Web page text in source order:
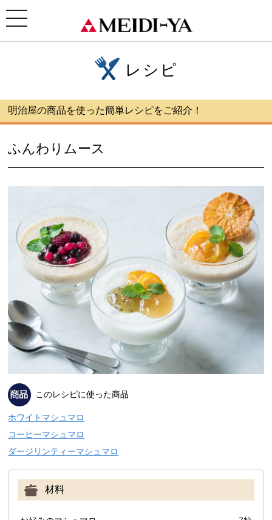
toggle
navigation
レシピ
明治屋の商品を使った簡単レシピをご紹介！
ふんわりムース
このレシピに使った商品
ホワイトマシュマロ
コーヒーマシュマロ
ダージリンティーマシュマロ
材料